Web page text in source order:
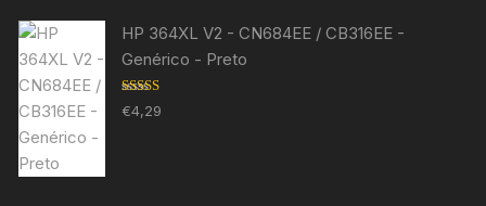
HP 364XL V2 - CN684EE / CB316EE -
Genérico - Preto
Avaliação
5.00de 5
€4,29